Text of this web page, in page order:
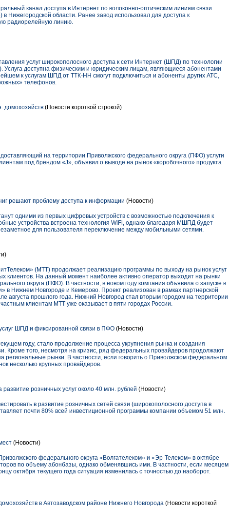
канал доступа в Интернет по волоконно-оптическим линиям связи
области. Ранее завод использовал для доступа к
радиорелейную линию.
услуг широкополосного доступа к сети Интернет (ШПД) по технологии
Услуга доступна физическим и юридическим лицам, являющиеся абонентами
к услугам ШПД от ТТК-НН смогут подключиться и абоненты других АТС,
телефонов.
домохозяйств (Новости короткой строкой)
на территории Приволжского федерального округа (ПФО) услуги
под брендом «J», объявил о выводе на рынок «коробочного» продукта
решают проблему доступа к информации (Новости)
одними из первых цифровых устройств с возможностью подключения к
устройства встроена технология WiFi, однако благодаря МШПД будет
для пользователя переключение между мобильными сетями.
(МТТ) продолжает реализацию программы по выходу на рынок услуг
клиентов. На данный момент наиболее активно оператор выходит на рынки
округа (ПФО). В частности, в новом году компания объявила о запуске в
в Нижнем Новгороде и Кемерово. Проект реализован в рамках партнерской
августа прошлого года. Нижний Новгород стал вторым городом на территории
клиентам МТТ уже оказывает в пяти городах России.
ШПД и фиксированной связи в ПФО (Новости)
году, стало продолжение процесса укрупнения рынка и создания
Кроме того, несмотря на кризис, ряд федеральных провайдеров продолжают
региональные рынки. В частности, если говорить о Приволжском федеральном
несколько крупных провайдеров.
розничных услуг около 40 млн. рублей (Новости)
в развитие розничных сетей связи (широкополосного доступа в
почти 80% всей инвестиционной программы компании объемом 51 млн.
(Новости)
федерального округа «Волгателеком» и «Эр-Телеком» в октябре
по объему абонбазы, однако обменявшись ими. В частности, если месяцем
октября текущего года ситуация изменилась с точностью до наоборот.
в Автозаводском районе Нижнего Новгорода (Новости короткой